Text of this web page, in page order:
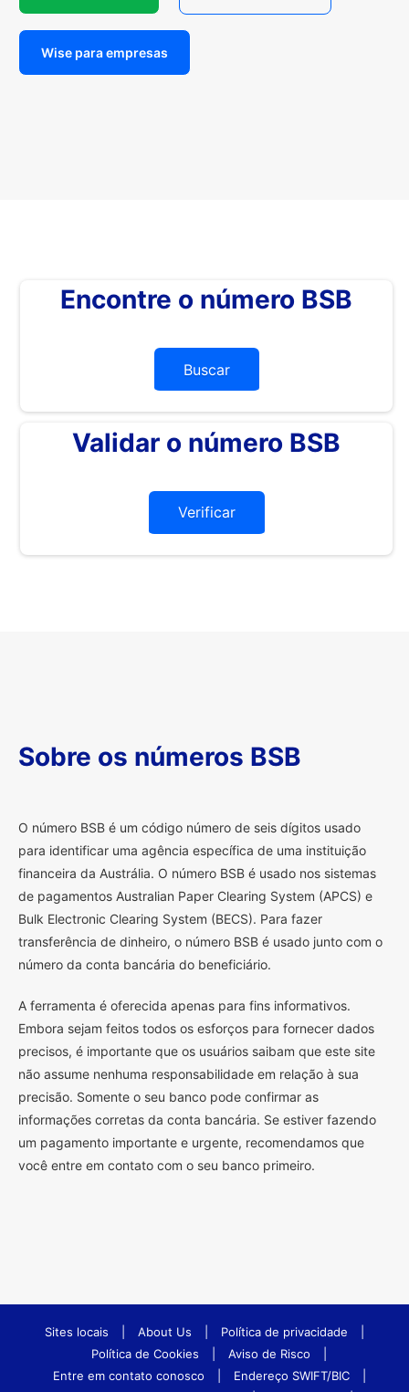
Wise para empresas
Encontre o número BSB
Buscar
Validar o número BSB
Verificar
Sobre os números BSB
O número BSB é um código número de seis dígitos usado
para identificar uma agência específica de uma instituição
financeira da Austrália. O número BSB é usado nos sistemas
de pagamentos Australian Paper Clearing System (APCS) e
Bulk Electronic Clearing System (BECS). Para fazer
transferência de dinheiro, o número BSB é usado junto com o
número da conta bancária do beneficiário.
A ferramenta é oferecida apenas para fins informativos.
Embora sejam feitos todos os esforços para fornecer dados
precisos, é importante que os usuários saibam que este site
não assume nenhuma responsabilidade em relação à sua
precisão. Somente o seu banco pode confirmar as
informações corretas da conta bancária. Se estiver fazendo
um pagamento importante e urgente, recomendamos que
você entre em contato com o seu banco primeiro.
Sites locais About Us Política de privacidade
Política de Cookies
Aviso de Risco
Entre em contato conosco
Endereço SWIFT/BIC